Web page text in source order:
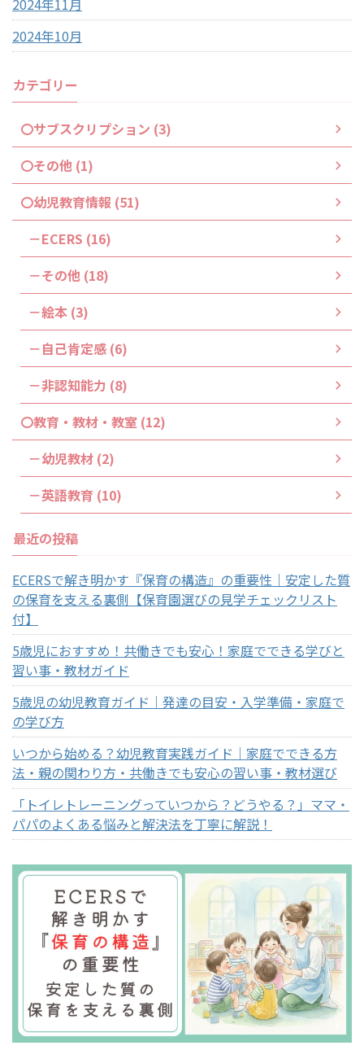
2024年11月
2024年10月
カテゴリー
〇サブスクリプション (3)
〇その他 (1)
〇幼児教育情報 (51)
－ECERS (16)
－その他 (18)
－絵本 (3)
－自己肯定感 (6)
－非認知能力 (8)
〇教育・教材・教室 (12)
－幼児教材 (2)
－英語教育 (10)
最近の投稿
ECERSで解き明かす『保育の構造』の重要性｜安定した質
の保育を支える裏側【保育園選びの見学チェックリスト
付】
5歳児におすすめ！共働きでも安心！家庭でできる学びと
習い事・教材ガイド
5歳児の幼児教育ガイド｜発達の目安・入学準備・家庭で
の学び方
いつから始める？幼児教育実践ガイド｜家庭でできる方
法・親の関わり方・共働きでも安心の習い事・教材選び
「トイレトレーニングっていつから？どうやる？」ママ・
パパのよくある悩みと解決法を丁寧に解説！